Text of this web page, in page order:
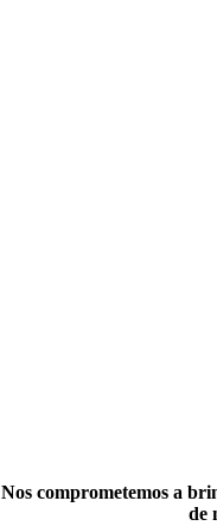
Nos comprometemos a
de